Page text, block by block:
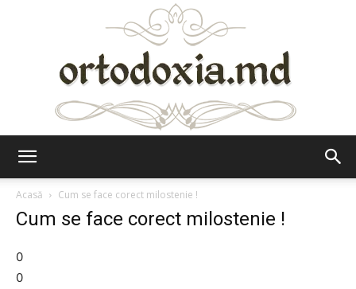
Acasă
Cum se face corect milostenie !
Cum se face corect milostenie !
0
0